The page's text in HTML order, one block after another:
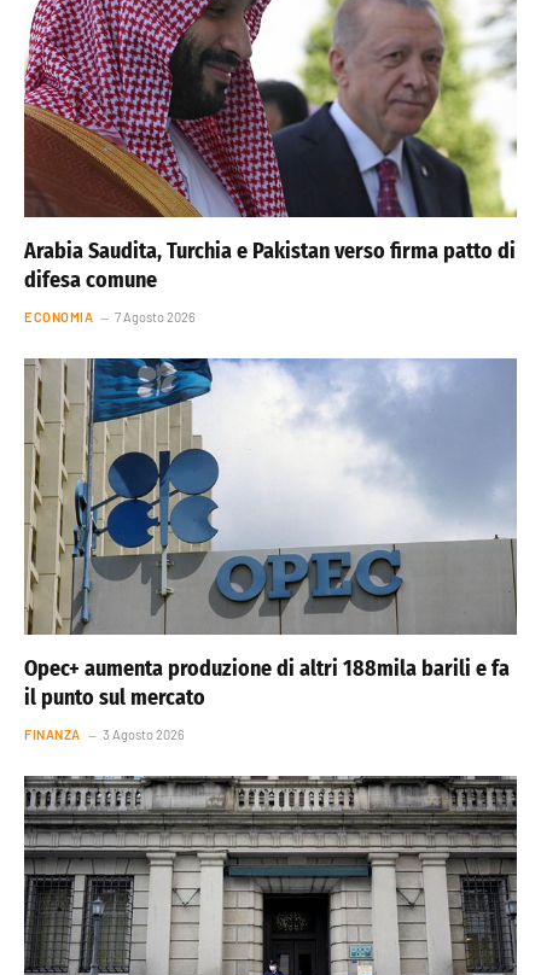
Arabia Saudita, Turchia e Pakistan verso firma patto di
difesa comune
ECONOMIA 7 Agosto 2026
Opec+ aumenta produzione di altri 188mila barili e fa
il punto sul mercato
FINANZA 3 Agosto 2026